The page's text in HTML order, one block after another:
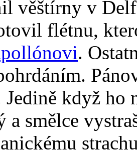
věštírny v
flétnu,
.
Jedině když
a smělce